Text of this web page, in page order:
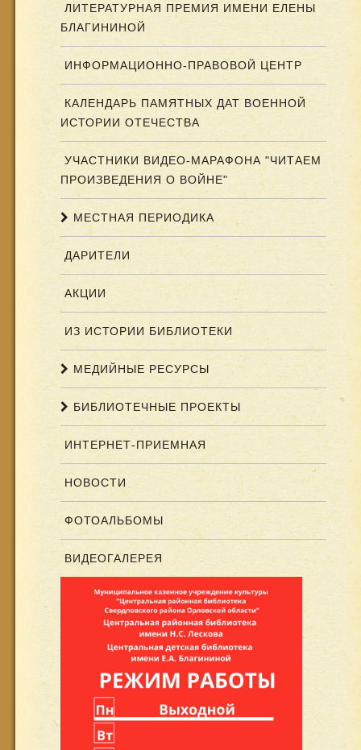
ЛИТЕРАТУРНАЯ ПРЕМИЯ ИМЕНИ ЕЛЕНЫ
БЛАГИНИНОЙ
ИНФОРМАЦИОННО-ПРАВОВОЙ ЦЕНТР
КАЛЕНДАРЬ ПАМЯТНЫХ ДАТ ВОЕННОЙ
ИСТОРИИ ОТЕЧЕСТВА
УЧАСТНИКИ ВИДЕО-МАРАФОНА "ЧИТАЕМ
ПРОИЗВЕДЕНИЯ О ВОЙНЕ"
МЕСТНАЯ ПЕРИОДИКА
ДАРИТЕЛИ
АКЦИИ
ИЗ ИСТОРИИ БИБЛИОТЕКИ
МЕДИЙНЫЕ РЕСУРСЫ
БИБЛИОТЕЧНЫЕ ПРОЕКТЫ
ИНТЕРНЕТ-ПРИЕМНАЯ
НОВОСТИ
ФОТОАЛЬБОМЫ
ВИДЕОГАЛЕРЕЯ